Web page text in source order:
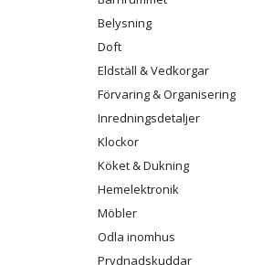
Belysning
Doft
Eldställ & Vedkorgar
Förvaring & Organisering
Inredningsdetaljer
Klockor
Köket & Dukning
Hemelektronik
Möbler
Odla inomhus
Prydnadskuddar